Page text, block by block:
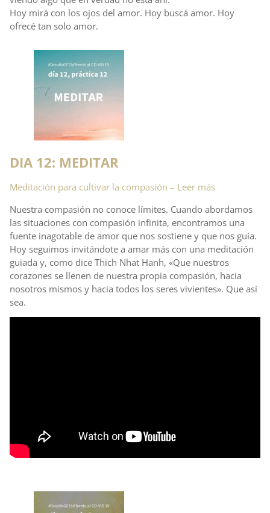
Hoy mirá con los ojos del amor. Hoy buscá amor. Hoy
ofrecé tan solo amor.
DIA 12: MEDITAR
Meditación para cultivar la compasión – Leer más
Nuestra compasión no conoce límites. Cuando abordamos
las situaciones con compasión infinita, encontramos una
fuente inagotable de amor que nos sostiene y que nos guía.
Hoy seguimos invitándote a amar más con una meditación
guiada y, como dice Thich Nhat Hanh, «Que nuestros
corazones se llenen de nuestra propia compasión, hacia
nosotros mismos y hacia todos los seres vivientes». Que así
sea.